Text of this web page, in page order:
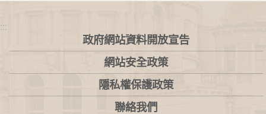
:::
政府網站資料開放宣告
網站安全政策
隱私權保護政策
聯絡我們